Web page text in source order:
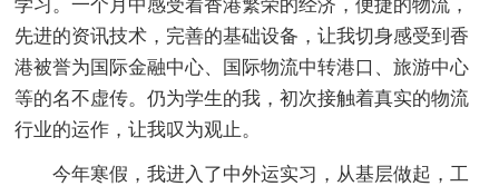
学习。一个月中感受着香港繁荣的经济，便捷的物流，
先进的资讯技术，完善的基础设备，让我切身感受到香
港被誉为国际金融中心、国际物流中转港口、旅游中心
等的名不虚传。仍为学生的我，初次接触着真实的物流
行业的运作，让我叹为观止。
今年寒假，我进入了中外运实习，从基层做起，工